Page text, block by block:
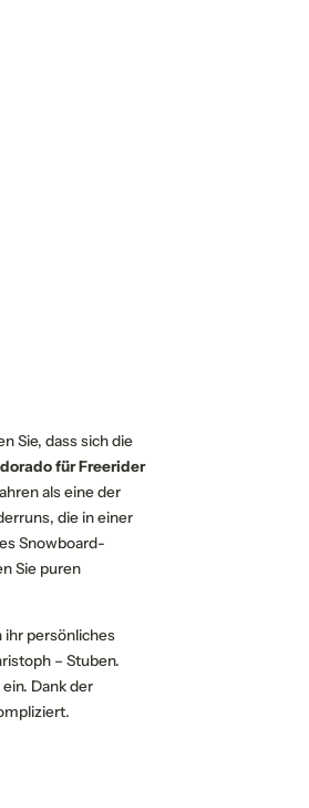
SANFTE ANREISE
Sie, dass sich die
für Freerider
als eine der
die in einer
Snowboard-
Sie puren
ihr persönliches
– Stuben.
Dank der